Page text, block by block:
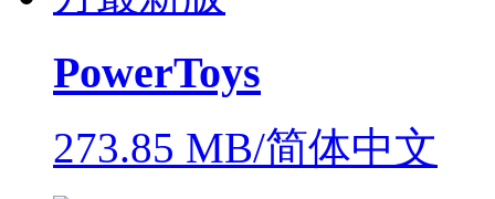
PowerToys
273.85 MB/简体中文